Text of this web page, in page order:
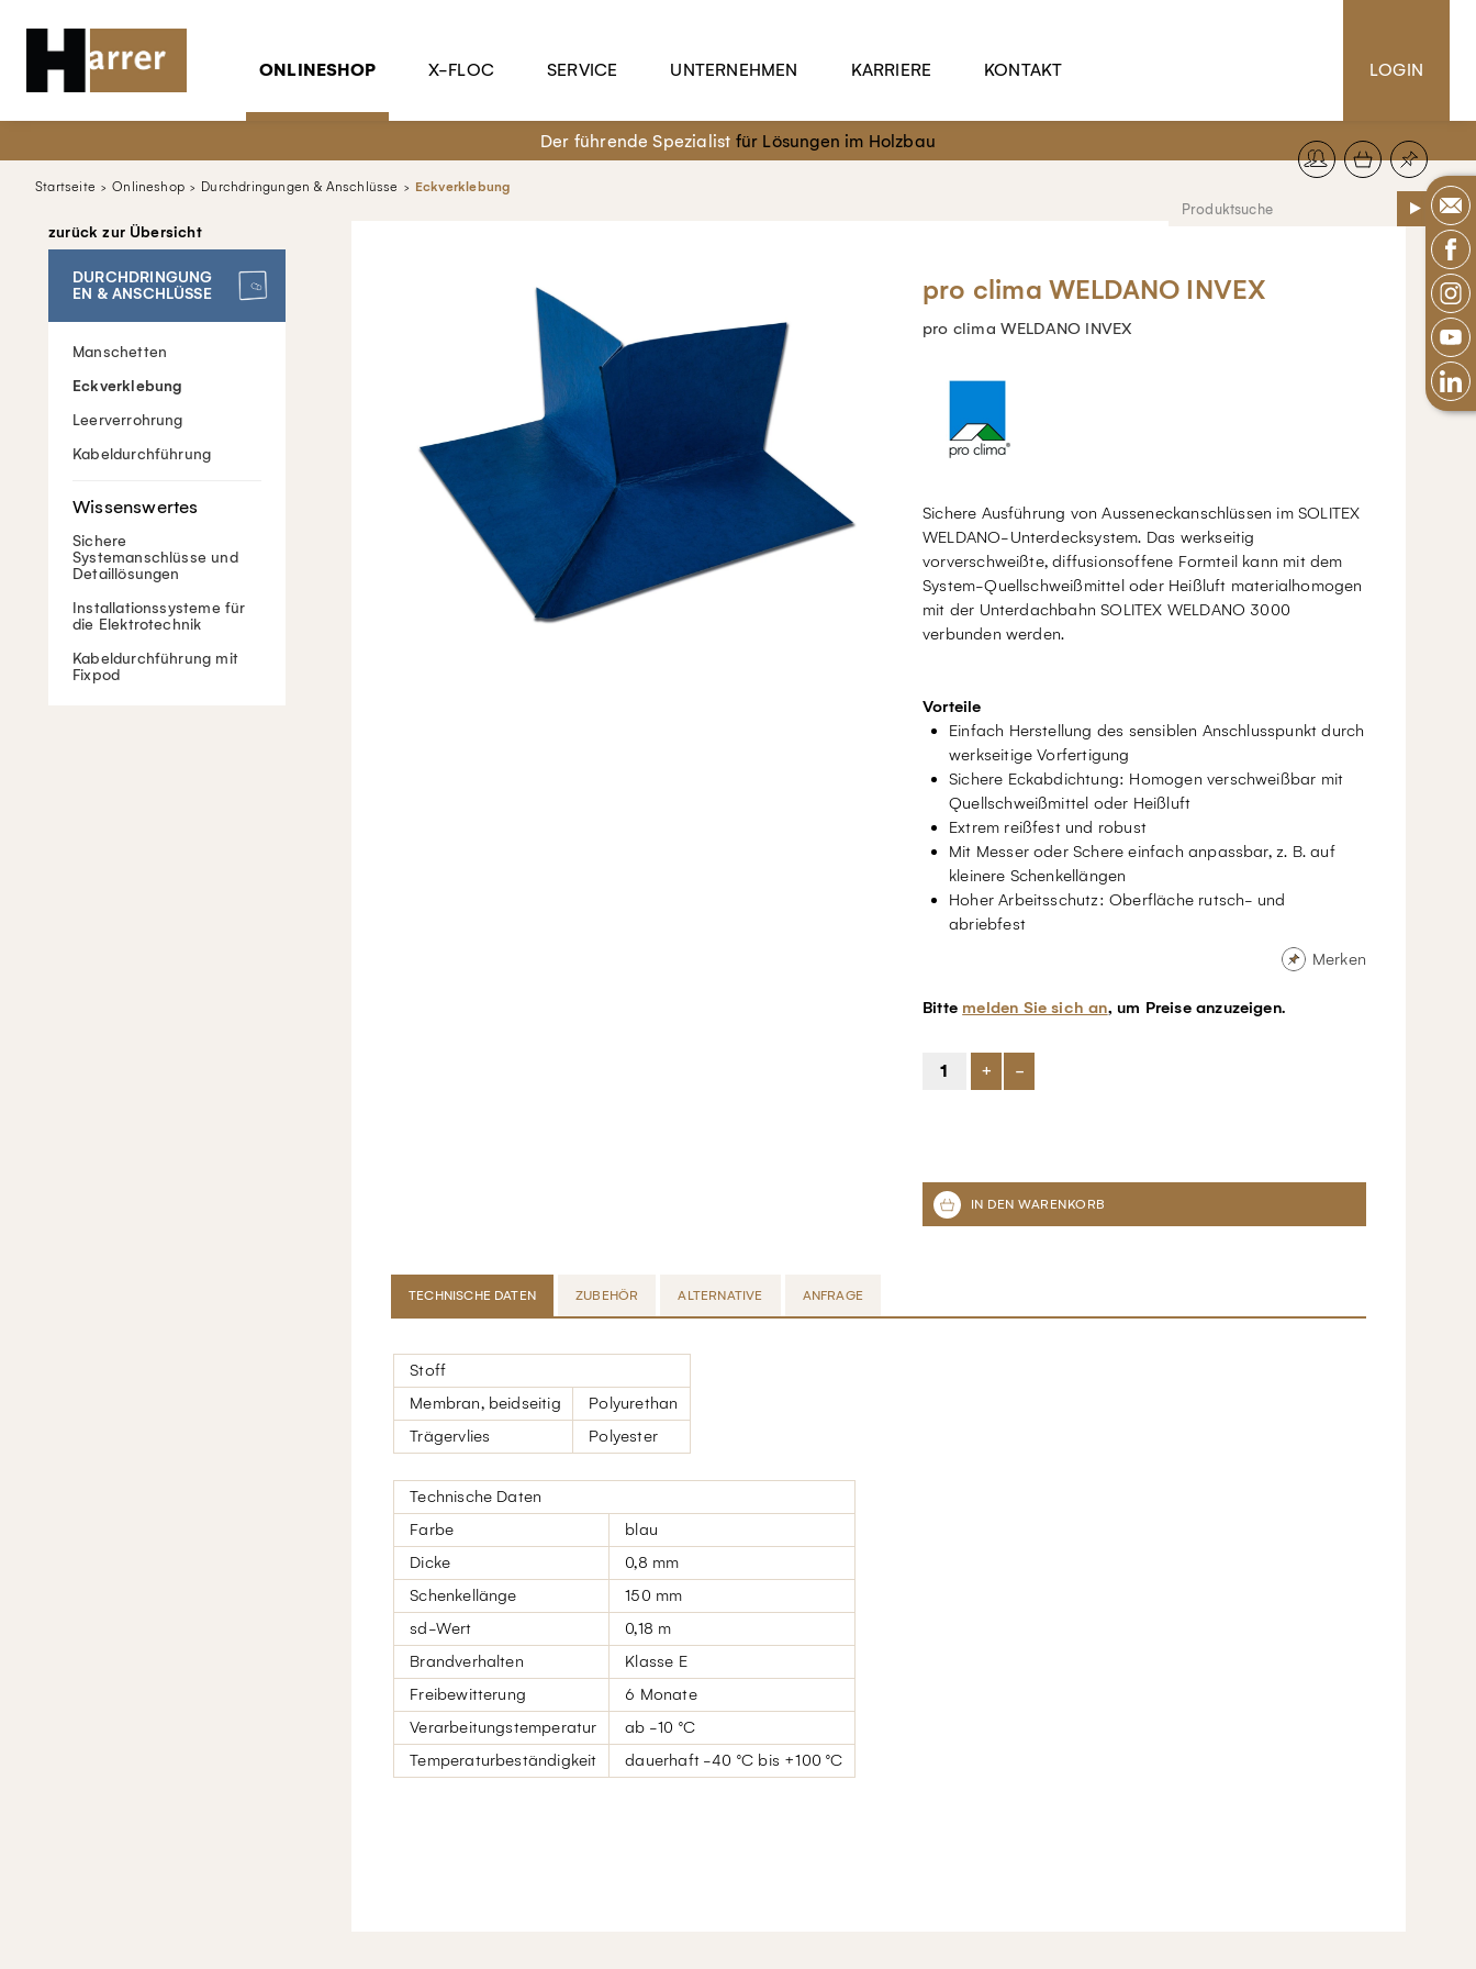
ONLINESHOP X-FLOC SERVICE UNTERNEHMEN KARRIERE KONTAKT LOGIN
Der führende Spezialist für Lösungen im Holzbau
Startseite Onlineshop Durchdringungen & Anschlüsse Eckverklebung
zurück zur Übersicht
DURCHDRINGUNG
EN & ANSCHLÜSSE
Manschetten
Eckverklebung
Leerverrohrung
Kabeldurchführung
Sichere
Systemanschlüsse und
Detaillösungen
Installationssysteme für
die Elektrotechnik
Kabeldurchführung mit
Fixpod
pro clima WELDANO INVEX
pro clima WELDANO INVEX
Sichere Ausführung von Ausseneckanschlüssen im SOLITEX
WELDANO-Unterdecksystem. Das werkseitig
vorverschweißte, diffusionsoffene Formteil kann mit dem
System-Quellschweißmittel oder Heißluft materialhomogen
mit der Unterdachbahn SOLITEX WELDANO 3000
verbunden werden.
Vorteile
Einfach Herstellung des sensiblen Anschlusspunkt durch
werkseitige Vorfertigung
Sichere Eckabdichtung: Homogen verschweißbar mit
Quellschweißmittel oder Heißluft
Extrem reißfest und robust
Mit Messer oder Schere einfach anpassbar, z. B. auf
kleinere Schenkellängen
Hoher Arbeitsschutz: Oberfläche rutsch- und
abriebfest
Merken
Bitte melden Sie sich an, um Preise anzuzeigen.
+ -
TECHNISCHE DATEN ZUBEHÖR ALTERNATIVE ANFRAGE
Stoff
Membran, beidseitig
Polyurethan
Trägervlies
Polyester
Technische Daten
Farbe
blau
Dicke
0,8 mm
Schenkellänge
150 mm
sd-Wert
0,18 m
Brandverhalten
Klasse E
Freibewitterung
6 Monate
Verarbeitungstemperatur
ab -10 °C
Temperaturbeständigkeit
dauerhaft -40 °C bis +100 °C